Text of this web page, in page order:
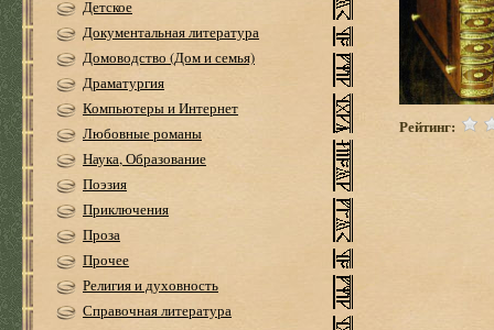
Детское
Документальная литература
Домоводство (Дом и семья)
Драматургия
Компьютеры и Интернет
Любовные романы
Наука, Образование
Поэзия
Приключения
Проза
Прочее
Религия и духовность
Справочная литература
Рейтинг: